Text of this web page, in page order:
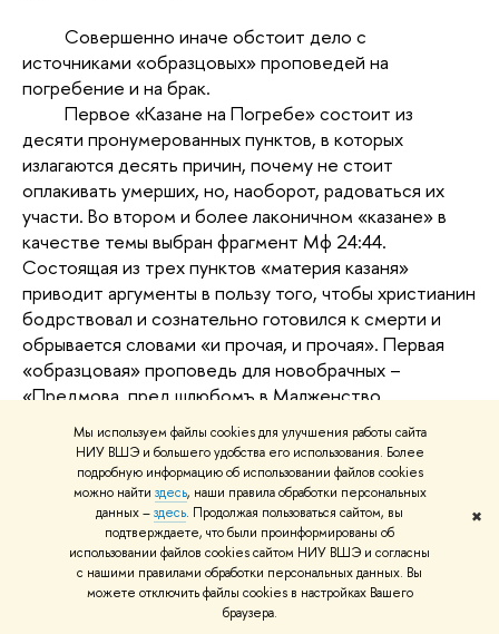
Мы используем файлы cookies для улучшения работы сайта
НИУ ВШЭ и большего удобства его использования. Более
подробную информацию об использовании файлов cookies
можно найти здесь, наши правила обработки персональных
данных –здесь. Продолжая пользоваться сайтом, вы
подтверждаете, что были проинформированы об
использовании файлов cookies сайтом НИУ ВШЭ и согласны
с нашими правилами обработки персональных данных. Вы
можете отключить файлы cookies в настройках Вашего
браузера.
✖
Совершенно иначе обстоит дело с
источниками «образцовых» проповедей на
погребение и на брак.
Первое «Казане на Погребе» состоит из
десяти пронумерованных пунктов, в которых
излагаются десять причин, почему не стоит
оплакивать умерших, но, наоборот, радоваться их
участи. Во втором и более лаконичном «казане» в
качестве темы выбран фрагмент Мф 24:44.
Состоящая из трех пунктов «материя казаня»
приводит аргументы в пользу того, чтобы христианин
бодрствовал и сознательно готовился к смерти и
обрывается словами «и прочая, и прочая». Первая
«образцовая» проповедь для новобрачных –
«Предмова, пред шлюбомъ в Малженство
вступуючим» состоит из трех, обозначенных в
качестве пунктов частей: о причинах установления
брака, о чем надлежит помнить вступающим в брак и
каковы взаимные обязанности супругов. Второе
поучение – «Другая [предмова] коротшая»
представляет собой фактически короткое
увещевание вступающим в брак, чтобы они как во
время церковной церемонии, так и в «дому при
обхоженю того святого малженства» вели себя